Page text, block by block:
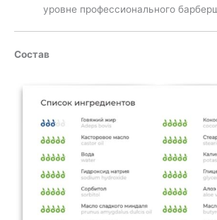
уровне профессионального
Состав